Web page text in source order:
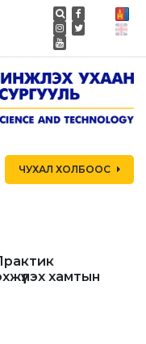
ЧУХАЛ ХОЛБООС
хамтын